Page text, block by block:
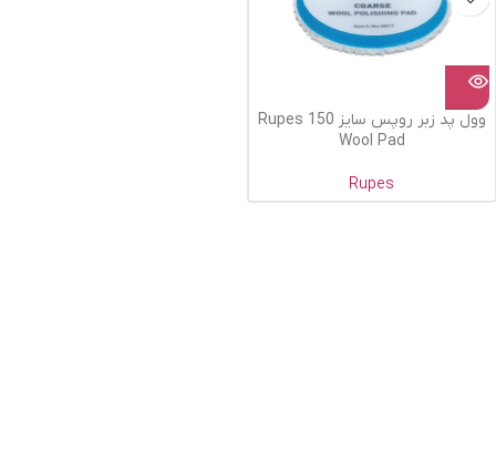
وول پد زبر روپس سایز 150 Rupes
Wool Pad
Rupes